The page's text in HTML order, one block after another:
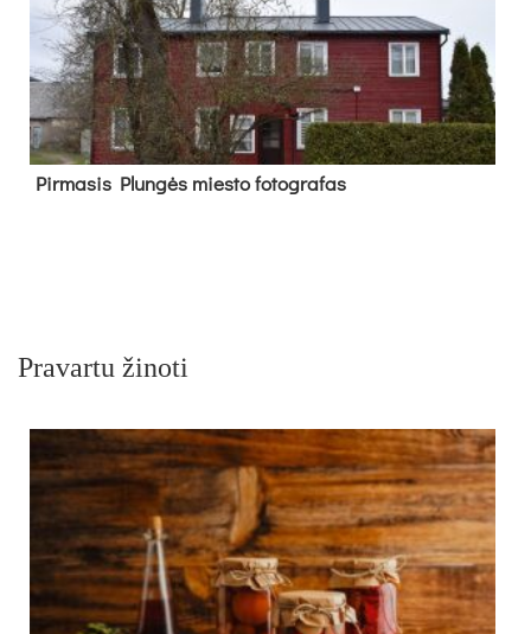
Pir­ma­sis Plun­gės mies­to fo­tog­ra­fas
Pravartu žinoti